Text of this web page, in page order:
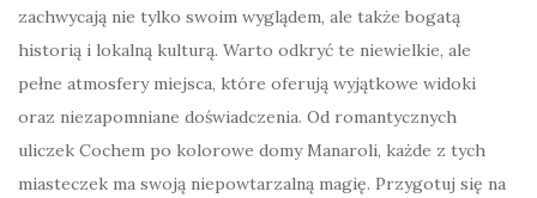
zachwycają nie tylko swoim wyglądem, ale także bogatą
historią i lokalną kulturą. Warto odkryć te niewielkie, ale
pełne atmosfery miejsca, które oferują wyjątkowe widoki
oraz niezapomniane doświadczenia. Od romantycznych
uliczek Cochem po kolorowe domy Manaroli, każde z tych
miasteczek ma swoją niepowtarzalną magię. Przygotuj się na